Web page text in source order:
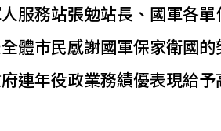
服務站張勉站長、國軍各單
體市民感謝國軍保家衛國的
連年役政業務績優表現給予